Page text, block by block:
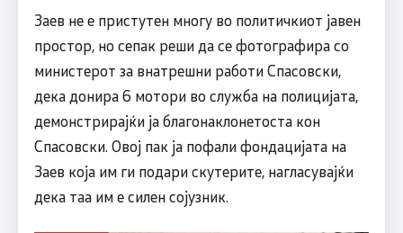
Заев не е пристутен многу во политичкиот јавен
простор, но сепак реши да се фотографира со
министерот за внатрешни работи Спасовски,
дека донира 6 мотори во служба на полицијата,
демонстрирајќи ја благонаклонетоста кон
Спасовски. Овој пак ја пофали фондацијата на
Заев која им ги подари скутерите, нагласувајќи
дека таа им е силен сојузник.